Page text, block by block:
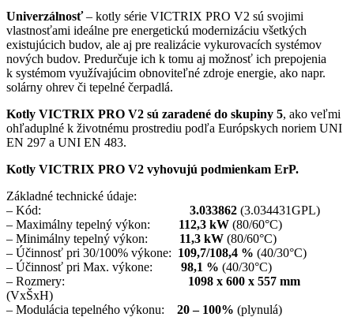
Univerzálnosť– kotly série VICTRIX PRO V2 sú svojimi
vlastnosťami ideálne pre energetickú modernizáciu všetkých
existujúcich budov, ale aj pre realizácie vykurovacích systémov
nových budov. Predurčuje ich k tomu aj možnosť ich prepojenia
k systémom využívajúcim obnoviteľné zdroje energie, ako napr.
solárny ohrev či tepelné čerpadlá.
Kotly VICTRIX PRO V2 sú zaradené do skupiny 5, ako veľmi
ohľaduplné k životnému prostrediu podľa Európskych noriem UNI
EN 297 a UNI EN 483.
Kotly VICTRIX PRO V2 vyhovujú podmienkam ErP.
Základné technické údaje:
– Kód:
3.033862 (3.034431GPL)
– Maximálny tepelný výkon:
112,3 kW (80/60°C)
– Minimálny tepelný výkon:
11,3 kW (80/60°C)
– Účinnosť pri 30/100% výkone: 109,7/108,4 % (40/30°C)
– Účinnosť pri Max. výkone:
98,1 % (40/30°C)
– Rozmery:
1098 x 600 x 557 mm
(VxŠxH)
– Modulácia tepelného výkonu:
20 – 100% (plynulá)